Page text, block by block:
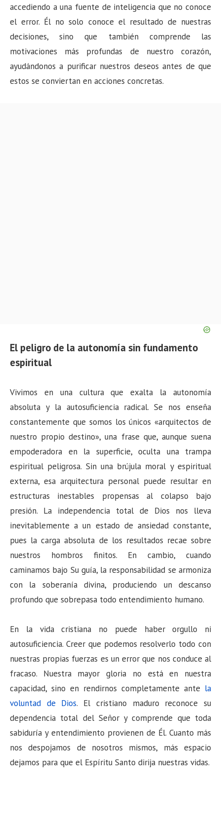
accediendo a una fuente de inteligencia que no conoce
el error. Él no solo conoce el resultado de nuestras
decisiones, sino que también comprende las
motivaciones más profundas de nuestro corazón,
ayudándonos a purificar nuestros deseos antes de que
estos se conviertan en acciones concretas.
El peligro de la autonomía sin fundamento
espiritual
Vivimos en una cultura que exalta la autonomía
absoluta y la autosuficiencia radical. Se nos enseña
constantemente que somos los únicos «arquitectos de
nuestro propio destino», una frase que, aunque suena
empoderadora en la superficie, oculta una trampa
espiritual peligrosa. Sin una brújula moral y espiritual
externa, esa arquitectura personal puede resultar en
estructuras inestables propensas al colapso bajo
presión. La independencia total de Dios nos lleva
inevitablemente a un estado de ansiedad constante,
pues la carga absoluta de los resultados recae sobre
nuestros hombros finitos. En cambio, cuando
caminamos bajo Su guía, la responsabilidad se armoniza
con la soberanía divina, produciendo un descanso
profundo que sobrepasa todo entendimiento humano.
En la vida cristiana no puede haber orgullo ni
autosuficiencia. Creer que podemos resolverlo todo con
nuestras propias fuerzas es un error que nos conduce al
fracaso. Nuestra mayor gloria no está en nuestra
capacidad, sino en rendirnos completamente ante la
voluntad de Dios. El cristiano maduro reconoce su
dependencia total del Señor y comprende que toda
sabiduría y entendimiento provienen de Él. Cuanto más
nos despojamos de nosotros mismos, más espacio
dejamos para que el Espíritu Santo dirija nuestras vidas.